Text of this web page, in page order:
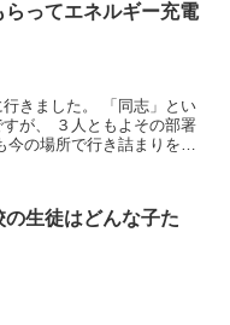
らってエネルギー充電
「同志」とい
が、 ３人ともよその部署
今の場所で行き詰まりを感
の生徒はどんな子た